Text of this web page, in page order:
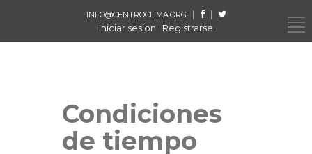
INFO@CENTROCLIMA.ORG |
|
Iniciar sesion | Registrarse
Condiciones
de tiempo